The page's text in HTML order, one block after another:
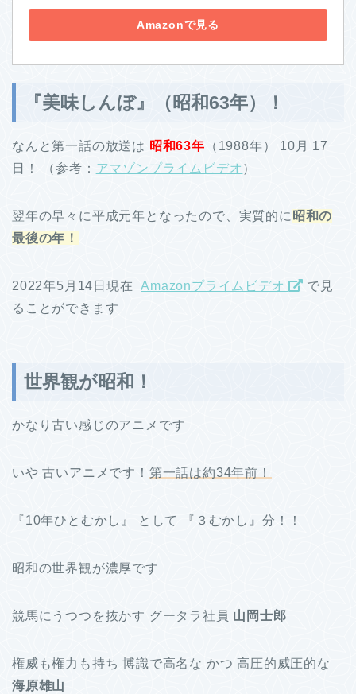
Amazonで見る
『美味しんぼ』（昭和63年）！
なんと第一話の放送は 昭和63年 （1988年） 10月 17
日！ （参考： アマゾンプライムビデオ ）
翌年の早々に平成元年となったので、実質的に 昭和の
最後の年！
2022年5月14日現在Amazonプライムビデオ
で見
ることができます
世界観が昭和！
かなり古い感じのアニメです
いや 古いアニメです！ 第一話は約34年前！
『10年ひとむかし』 として 『３むかし』分！！
昭和の世界観が濃厚です
競馬にうつつを抜かす グータラ社員 山岡士郎
権威も権力も持ち 博識で高名な かつ 高圧的威圧的な
海原雄山